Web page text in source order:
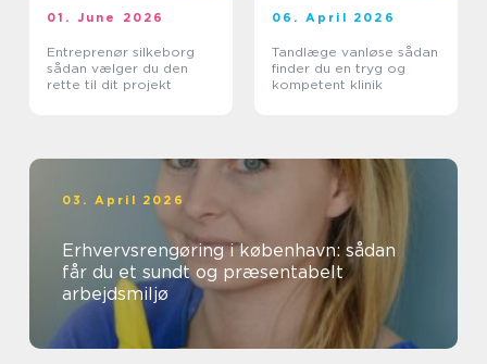
01. June 2026
Entreprenør silkeborg
sådan vælger du den
rette til dit projekt
06. April 2026
Tandlæge vanløse sådan
finder du en tryg og
kompetent klinik
03. April 2026
Erhvervsrengøring i københavn: sådan
får du et sundt og præsentabelt
arbejdsmiljø